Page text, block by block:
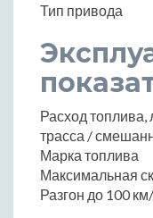
Тип привода
Расход топлива,
трасса /
Марка топлива
Максимальная
Разгон до 100